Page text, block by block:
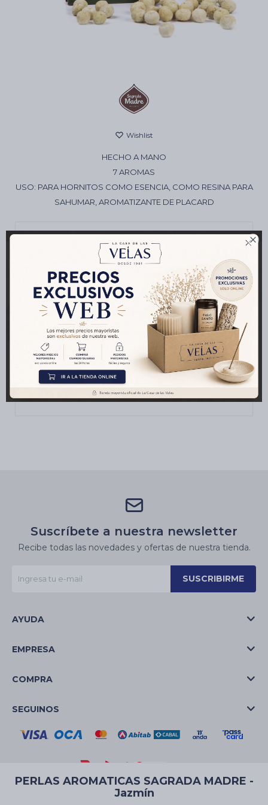

PERLAS AROMATICAS SAGRADA MADRE -
Jazmín
HECHO A MANO
7 AROMAS
USO: PARA HORNITOS COMO ESENCIA, COMO RESINA PARA
SAHUMAR, AROMATIZANTE DE PLACARD
Envíos
Cambios y Devoluciones
Medios de pago
Características
Suscríbete a nuestra newsletter
Recibe todas las novedades y ofertas de nuestra tienda.
SUSCRIBIRME
AYUDA
EMPRESA
COMPRA
SEGUINOS
© Copyright 2026 / La Casa de las Velas
Artículos Esotéricos